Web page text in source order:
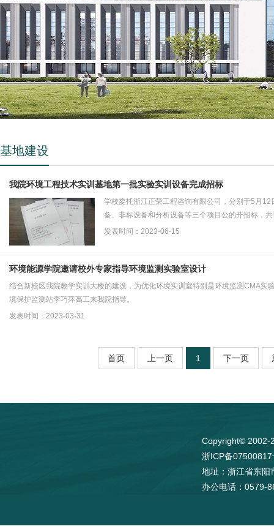
基地建设
我院环境工程技术实训基地第一批实验实训设备完成招标
学校委托浙江正荣工程咨询有限公司，分别于5月
备、非标设备和分析设备等三个项目公的开招标，
买的设备...
发表时间：2023-06-15
环境能源学院邀请校外专家指导环境监测实验室设计
结合新校区我院教学实训大楼的建设，为优化环境实训室特别是环境监测CMA
境保护监测站李巧萍高工来我院指导。
发表时间：2023-03-31
首页 上一页 1 下一页
Copyright© 2002-
浙ICP备07500817
地址：浙江省东
办公电话：0579-